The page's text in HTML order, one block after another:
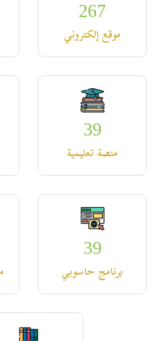
267
موقع إلكتروني
39
منصة تعليمية
39
برنامج حاسوبي